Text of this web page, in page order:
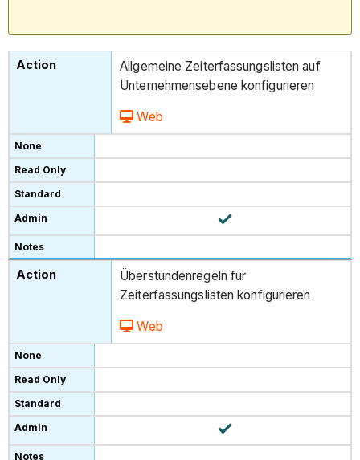
Allgemeine Zeiterfassungslisten auf
Unternehmensebene konfigurieren
Web
Überstundenregeln für
Zeiterfassungslisten konfigurieren
Web